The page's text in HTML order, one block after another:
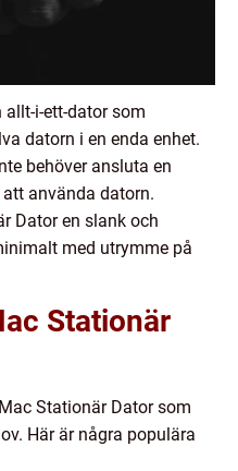
allt-i-ett-dator som
datorn i en enda enhet.
behöver ansluta en
använda datorn.
Dator en slank och
med utrymme på
Stationär
Stationär Dator som
Här är några populära